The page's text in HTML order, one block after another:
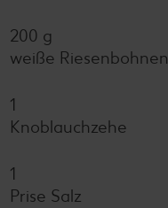
200 g
weiße Riesenbohnen
1
Knoblauchzehe
1
Prise Salz